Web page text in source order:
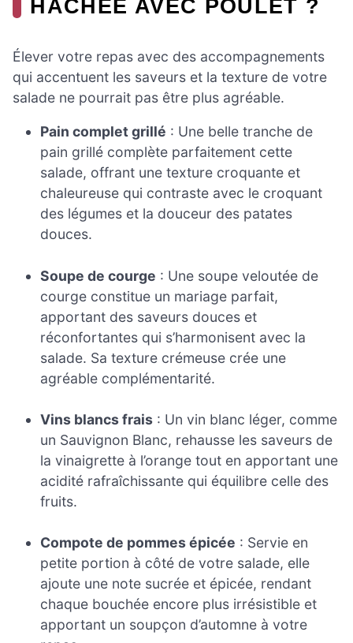
HACHÉE AVEC POULET ?
Élever votre repas avec des accompagnements
qui accentuent les saveurs et la texture de votre
salade ne pourrait pas être plus agréable.
Pain complet grillé : Une belle tranche de
pain grillé complète parfaitement cette
salade, offrant une texture croquante et
chaleureuse qui contraste avec le croquant
des légumes et la douceur des patates
douces.
Soupe de courge : Une soupe veloutée de
courge constitue un mariage parfait,
apportant des saveurs douces et
réconfortantes qui s’harmonisent avec la
salade. Sa texture crémeuse crée une
agréable complémentarité.
Vins blancs frais : Un vin blanc léger, comme
un Sauvignon Blanc, rehausse les saveurs de
la vinaigrette à l’orange tout en apportant une
acidité rafraîchissante qui équilibre celle des
fruits.
Compote de pommes épicée : Servie en
petite portion à côté de votre salade, elle
ajoute une note sucrée et épicée, rendant
chaque bouchée encore plus irrésistible et
apportant un soupçon d’automne à votre